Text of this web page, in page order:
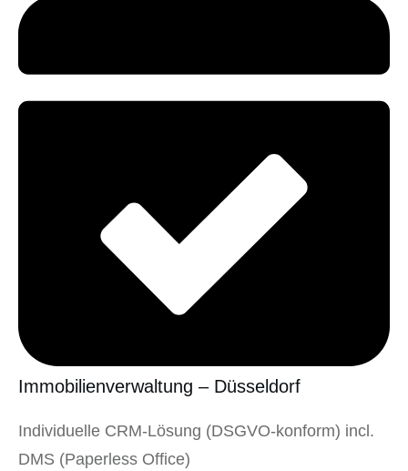
Immobilienverwaltung – Düsseldorf
Individuelle CRM-Lösung (DSGVO-konform) incl.
DMS (Paperless Office)